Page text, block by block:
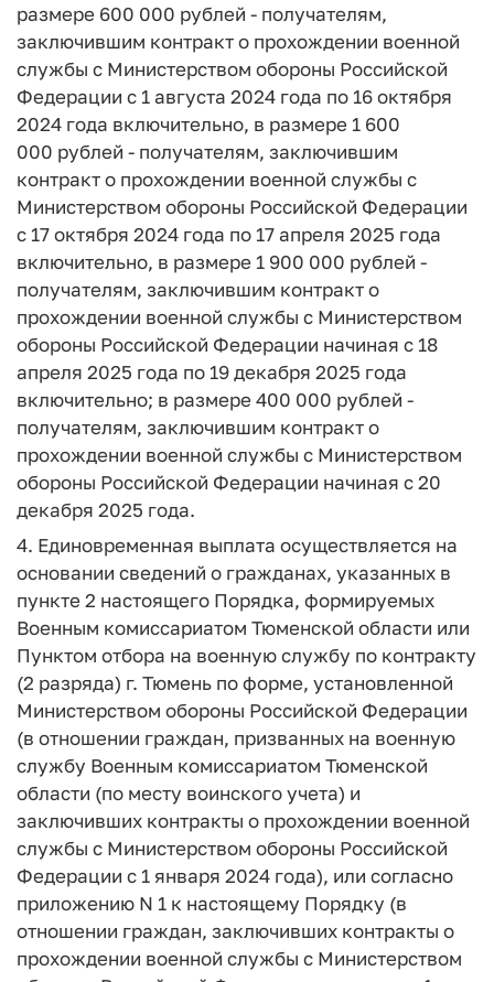
размере 600 000 рублей - получателям,
заключившим контракт о прохождении военной
службы с Министерством обороны Российской
Федерации с 1 августа 2024 года по 16 октября
2024 года включительно, в размере 1 600
000 рублей - получателям, заключившим
контракт о прохождении военной службы с
Министерством обороны Российской Федерации
с 17 октября 2024 года по 17 апреля 2025 года
включительно, в размере 1 900 000 рублей -
получателям, заключившим контракт о
прохождении военной службы с Министерством
обороны Российской Федерации начиная с 18
апреля 2025 года по 19 декабря 2025 года
включительно; в размере 400 000 рублей -
получателям, заключившим контракт о
прохождении военной службы с Министерством
обороны Российской Федерации начиная с 20
декабря 2025 года.
4. Единовременная выплата осуществляется на
основании сведений о гражданах, указанных в
пункте 2 настоящего Порядка, формируемых
Военным комиссариатом Тюменской области или
Пунктом отбора на военную службу по контракту
(2 разряда) г. Тюмень по форме, установленной
Министерством обороны Российской Федерации
(в отношении граждан, призванных на военную
службу Военным комиссариатом Тюменской
области (по месту воинского учета) и
заключивших контракты о прохождении военной
службы с Министерством обороны Российской
Федерации с 1 января 2024 года), или согласно
приложению N 1 к настоящему Порядку (в
отношении граждан, заключивших контракты о
прохождении военной службы с Министерством